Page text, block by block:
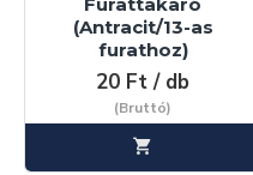
(Antracit/13-as
furathoz)
20 Ft / db
(Bruttó)